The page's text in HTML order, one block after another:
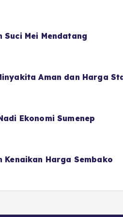
Suci Mei Mendatang
Aman dan Harga
Ekonomi Sumenep
Kenaikan Harga Sembako